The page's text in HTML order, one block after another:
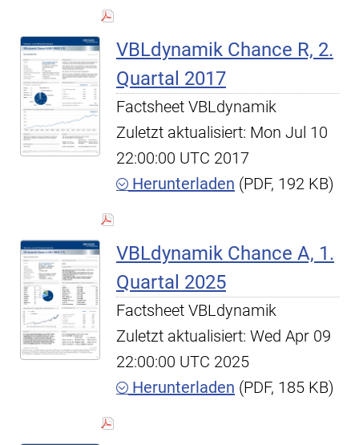
VBLdynamik Chance R, 2.
Quartal 2017
Factsheet VBLdynamik
Zuletzt aktualisiert: Mon Jul 10
22:00:00 UTC 2017
Herunterladen (PDF, 192 KB)
VBLdynamik Chance A, 1.
Quartal 2025
Factsheet VBLdynamik
Zuletzt aktualisiert: Wed Apr 09
22:00:00 UTC 2025
Herunterladen (PDF, 185 KB)